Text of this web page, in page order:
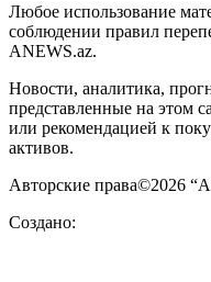
Любое использование
соблюдении правил
ANEWS.az.
Новости, аналитика,
представленные на этом
или рекомендацией к
активов.
Авторские права©2026
Создано: